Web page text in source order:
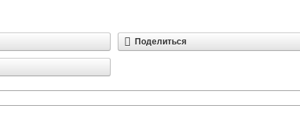
Поделиться